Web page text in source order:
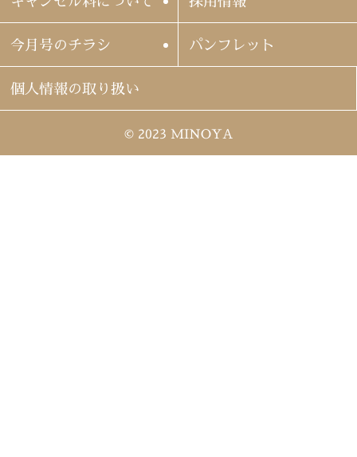
今月号のチラシ パンフレット
個人情報の取り扱い
© 2023 MINOYA